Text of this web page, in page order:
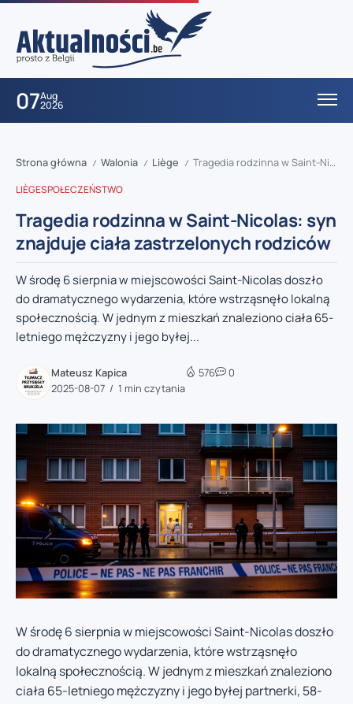
07Aug
2026
Strona główna / Walonia / Liège / Tragedia rodzinna w Saint-Nicolas: syn znajduje ciała zastrzelonych rodziców
LIÈGESPOŁECZEŃSTWO
Tragedia rodzinna w Saint-Nicolas: syn
znajduje ciała zastrzelonych rodziców
W środę 6 sierpnia w miejscowości Saint-Nicolas doszło
do dramatycznego wydarzenia, które wstrząsnęło lokalną
społecznością. W jednym z mieszkań znaleziono ciała 65-
letniego mężczyzny i jego byłej...
Mateusz Kapica
2025-08-07
1 min czytania
576 0
W środę 6 sierpnia w miejscowości Saint-Nicolas doszło
do dramatycznego wydarzenia, które wstrząsnęło
lokalną społecznością. W jednym z mieszkań znaleziono
ciała 65-letniego mężczyzny i jego byłej partnerki, 58-